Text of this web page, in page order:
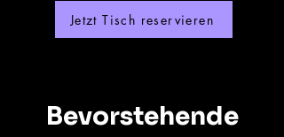
Jetzt Tisch reservieren
Bevorstehende